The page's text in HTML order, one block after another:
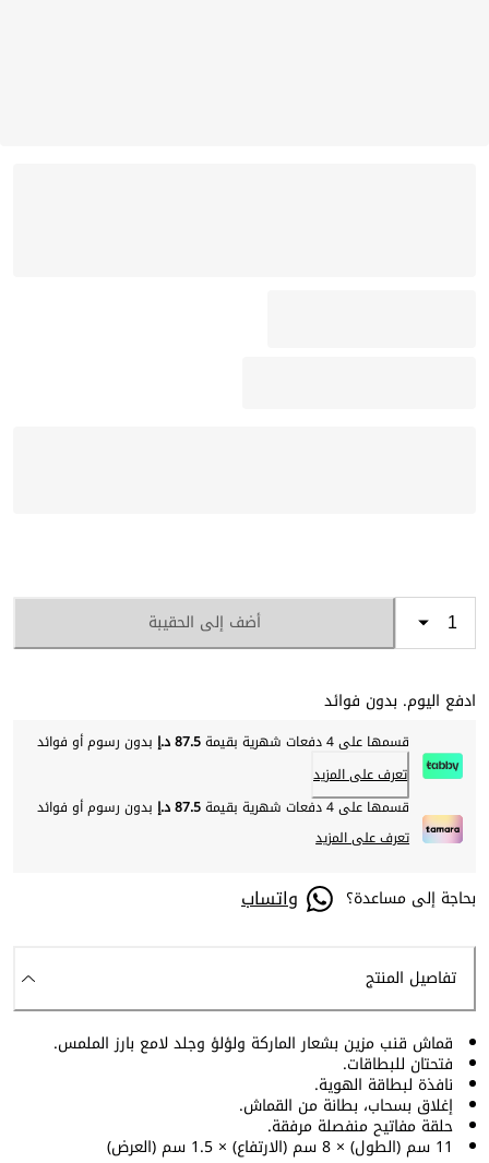
أضف إلى الحقيبة
ادفع اليوم. بدون فوائد
قسمها على 4 دفعات شهرية بقيمة 87.5 د.إ
بدون رسوم أو فوائد
تعرف على المزيد
قسمها على 4 دفعات شهرية بقيمة
87.5 د.إ
بدون رسوم أو فوائد
تعرف على المزيد
بحاجة إلى مساعدة؟ واتساب
تفاصيل المنتج
قماش قنب مزين بشعار الماركة ولؤلؤ وجلد لامع بارز الملمس.
فتحتان للبطاقات.
نافذة لبطاقة الهوية.
إغلاق بسحاب، بطانة من القماش.
حلقة مفاتيح منفصلة مرفقة.
11 سم (الطول) × 8 سم (الارتفاع) × 1.5 سم (العرض)